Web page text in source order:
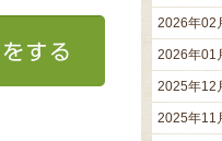
2026年02
2026年01
2025年12
2025年11